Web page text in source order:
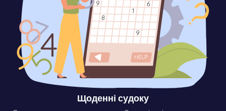
Щоденні судоку